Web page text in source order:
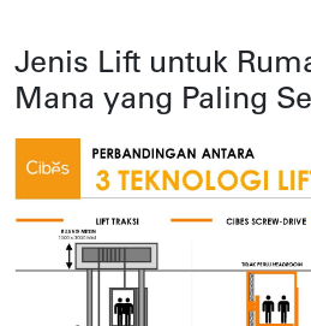
Jenis Lift untuk
Mana yang Paling